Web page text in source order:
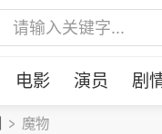
电影 演员 剧
魔物